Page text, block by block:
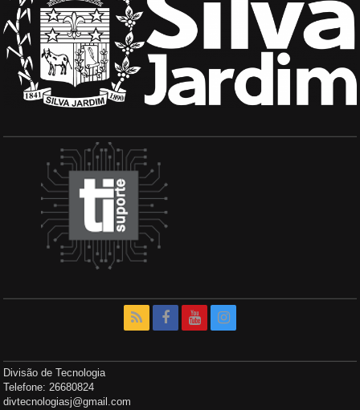
Divisão de Tecnologia
Telefone: 26680824
divtecnologiasj@gmail.com